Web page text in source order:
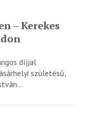
– Kerekes
díjjal
születésű,